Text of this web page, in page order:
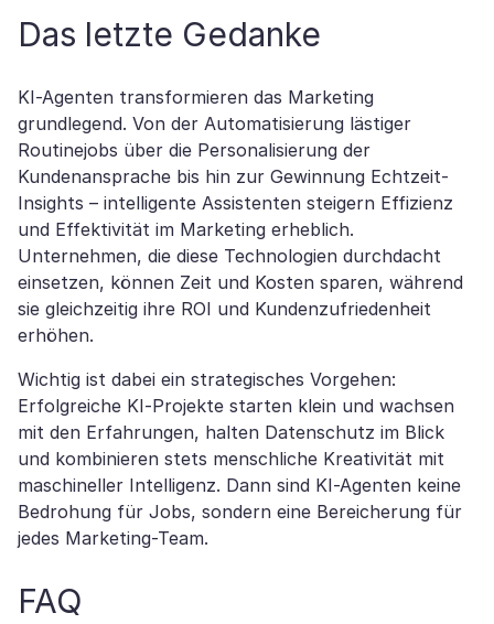
Das letzte Gedanke
KI-Agenten transformieren das Marketing
grundlegend. Von der Automatisierung lästiger
Routinejobs über die Personalisierung der
Kundenansprache bis hin zur Gewinnung Echtzeit-
Insights – intelligente Assistenten steigern Effizienz
und Effektivität im Marketing erheblich.
Unternehmen, die diese Technologien durchdacht
einsetzen, können Zeit und Kosten sparen, während
sie gleichzeitig ihre ROI und Kundenzufriedenheit
erhöhen.
Wichtig ist dabei ein strategisches Vorgehen:
Erfolgreiche KI-Projekte starten klein und wachsen
mit den Erfahrungen, halten Datenschutz im Blick
und kombinieren stets menschliche Kreativität mit
maschineller Intelligenz. Dann sind KI-Agenten keine
Bedrohung für Jobs, sondern eine Bereicherung für
jedes Marketing-Team.
FAQ